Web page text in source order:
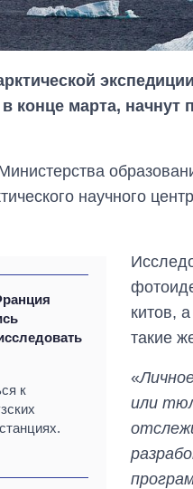
конце марта,
научного
к
китов,
такие
«
или